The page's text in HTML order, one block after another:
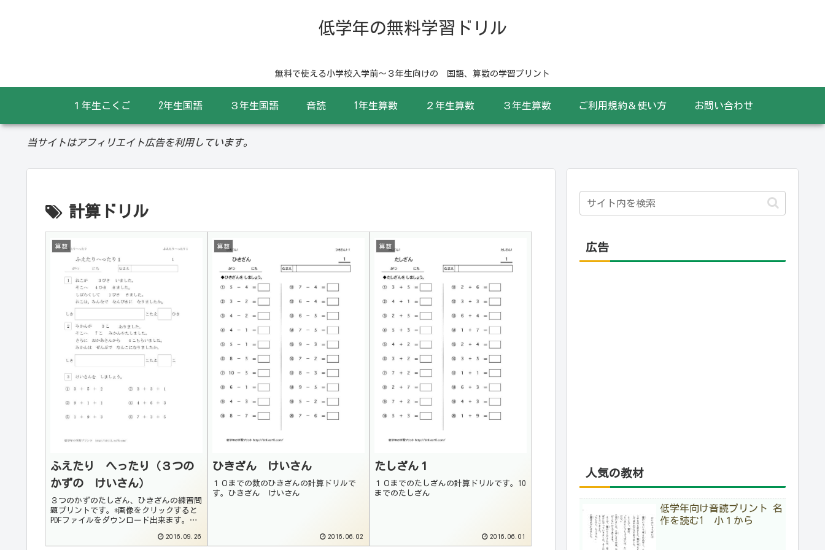
低学年の無料学習ドリル
無料で使える小学校入学前〜３年生向けの 国語、算数の学習プリント
１年生こくご 2年生国語 ３年生国語 音読 1年生算数 ２年生算数 ３年生算数 ご利用規約＆使い方 お問い合わせ
当サイトはアフィリエイト広告を利用しています。
計算ドリル
算数
ふえたり へったり（３つの
かずの けいさん）
３つのかずのたしざん、ひきざんの練習問
題プリントです。*画像をクリックすると
PDFファイルをダウンロード出来ます。ふ
ふえたり へったり２3つのかずのひきざ
2016.09.26
算数
ひきざん けいさん
１０までの数のひきざんの計算ドリルで
す。ひきざん けいさん
2016.06.02
算数
たしざん１
１０までのたしざんの計算ドリルです。10
までのたしざん
2016.06.01
広告
人気の教材
低学年向け音読プリント 名
作を読む1 小１から